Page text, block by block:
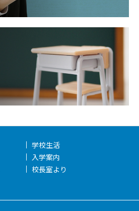
学校生活
入学案内
校長室より